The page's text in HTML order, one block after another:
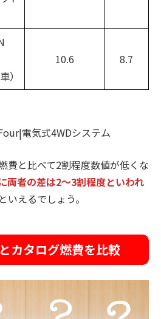
）
10.6 8.7
電気式4WDシステム
費と比べて2割程度数値が低くな
両者の差は2〜3割程度といわれ
いえるでしょう。
カタログ燃費を比較